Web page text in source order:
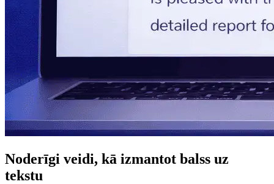
Noderīgi veidi, kā izmantot balss uz
tekstu